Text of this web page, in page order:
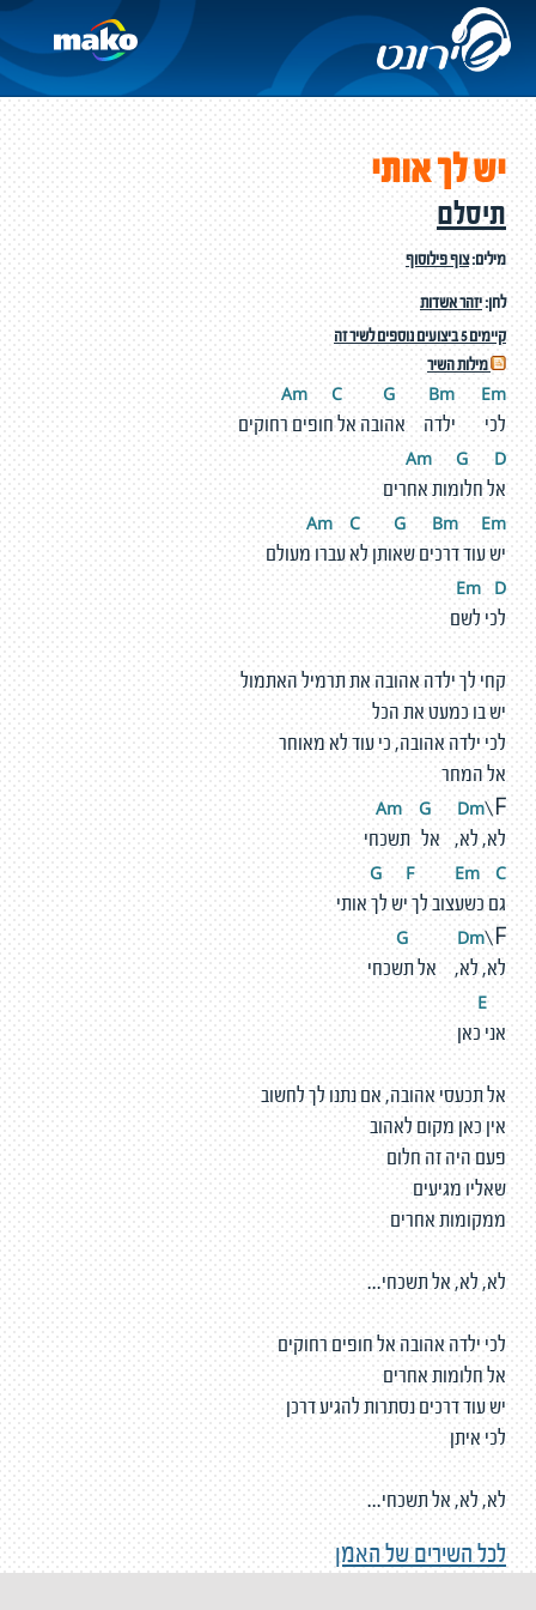
יש לך אותי
תיסלם
מילים:צוף פילוסוף
לחן:יזהר אשדות
קיימים 5 ביצועים נוספים לשיר זה
מילות השיר
Am C G Bm Em
לכי ילדה אהובה אל חופים רחוקים
Am G D
אל חלומות אחרים
Am C G Bm Em
יש עוד דרכים שאותן לא עברו מעולם
Em D
לכי לשם
קחי לך ילדה אהובה את תרמיל האתמול
יש בו כמעט את הכל
לכי ילדה אהובה, כי עוד לא מאוחר
אל המחר
Am G Dm\F
לא, לא, אל תשכחי
G F Em C
גם כשעצוב לך יש לך אותי
G Dm\F
לא, לא, אל תשכחי
אני כאן
אל תכעסי אהובה, אם נתנו לך לחשוב
אין כאן מקום לאהוב
פעם היה זה חלום
שאליו מגיעים
ממקומות אחרים
לא, לא, אל תשכחי...
לכי ילדה אהובה אל חופים רחוקים
אל חלומות אחרים
יש עוד דרכים נסתרות להגיע דרכן
לכי איתן
לא, לא, אל תשכחי...
לכל השירים של האמן